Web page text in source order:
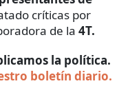
críticas por
de la 4T.
la política.
boletín diario.